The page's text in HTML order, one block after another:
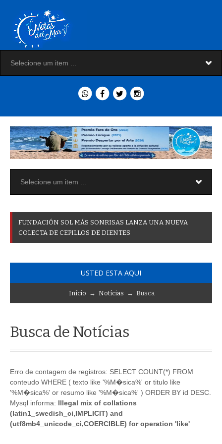
FUNDACIÓN SOL MÁS SONRISAS LANZA UNA NUEVA
COLECTA DE CEPILLOS DE DIENTES
USTED ESTA AQUI
Início → Notícias → Busca
Busca de Notícias
Erro de contagem de registros: SELECT COUNT(*) FROM
conteudo WHERE ( texto like '%M�sica%' or titulo like
'%M�sica%' or resumo like '%M�sica%' ) ORDER BY id DESC.
Mysql informa: Illegal mix of collations
(latin1_swedish_ci,IMPLICIT) and
(utf8mb4_unicode_ci,COERCIBLE) for operation 'like'